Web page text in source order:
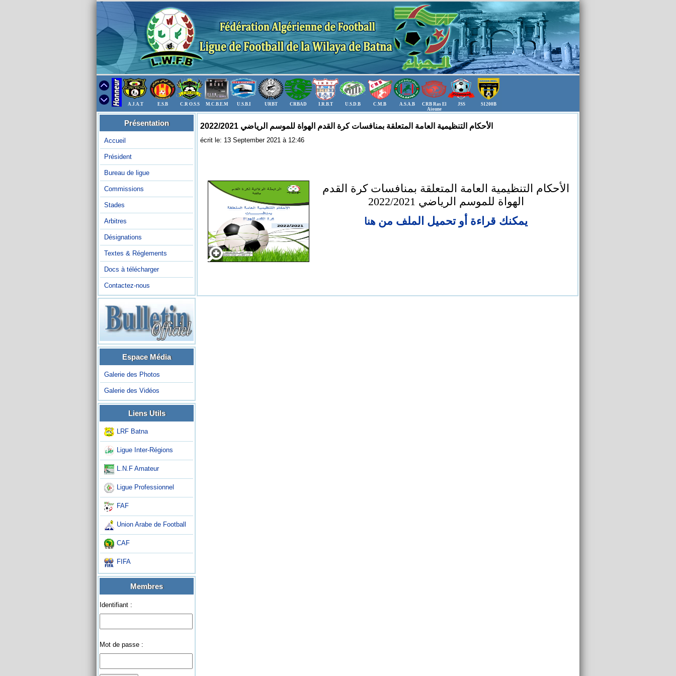
A.J.A.T E.S.B C.R O.S.S M.C.B.E.M U.S.B.I URBT CRBAD I.R.B.T U.S.D.B C.M.B A.S.A.B
CRB Ras El
Aioune
JSS S1200B
Présentation
Accueil
Président
Bureau de ligue
Commissions
Stades
Arbitres
Désignations
Textes & Réglements
Docs à télécharger
Contactez-nous
Espace Média
Galerie des Photos
Galerie des Vidéos
Liens Utils
LRF Batna
Ligue Inter-Régions
L.N.F Amateur
Ligue Professionnel
FAF
Union Arabe de Football
CAF
FIFA
Membres
Identifiant :
Mot de passe :
الأحكام التنظيمية العامة المتعلقة بمنافسات كرة القدم الهواة للموسم الرياضي 2022/2021
écrit le: 13 September 2021 à 12:46
الأحكام التنظيمية العامة المتعلقة بمنافسات كرة القدم
الهواة للموسم الرياضي 2022/2021
يمكنك قراءة أو تحميل الملف من هنا